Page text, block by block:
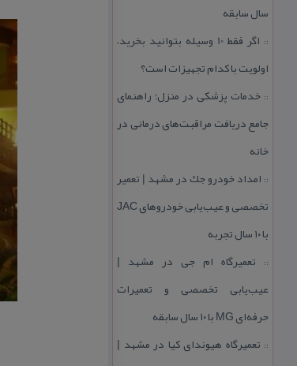
سال سابقه
::
اگر فقط 10 وسیله بتوانید بخرید،
اولویت با كدام تجهیزات است؟
:: خدمات پزشكی در منزل؛ راهنمای
جامع دریافت مراقبت‌های درمانی در
خانه
:: امداد خودرو جك در مشهد | تعمیر
تخصصی و عیب‌یابی خودروهای JAC
با ۱۰ سال تجربه
:: تعمیرگاه ام جی در مشهد |
عیب‌یابی تخصصی و تعمیرات
حرفه‌ای MG با ۱۰ سال سابقه
:: تعمیرگاه هیوندای كیا در مشهد |